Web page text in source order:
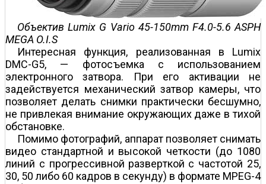
Объектив Lumix G Vario 45-150mm F4.0-5.6 ASPH
MEGA O.I.S
Интересная функция, реализованная в Lumix
DMC-G5, — фотосъемка с использованием
электронного затвора. При его активации не
задействуется механический затвор камеры, что
позволяет делать снимки практически бесшумно,
не привлекая внимание окружающих даже в тихой
обстановке.
Помимо фотографий, аппарат позволяет снимать
видео стандартной и высокой четкости (до 1080
линий с прогрессивной разверткой с частотой 25,
30, 50 либо 60 кадров в секунду) в формате MPEG-4